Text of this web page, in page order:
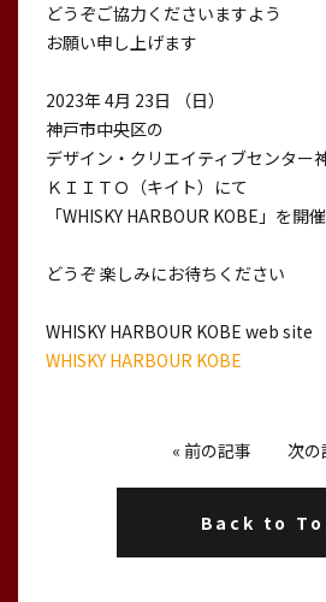
どうぞご協力くださいますよう
お願い申し上げます
2023年 4月 23日 （日）
神戸市中央区の
デザイン・クリエイティブセンター
ＫＩＩＴＯ（キイト）にて
「WHISKY HARBOUR KOBE」を開
どうぞ 楽しみにお待ちください
WHISKY HARBOUR KOBE web site
WHISKY HARBOUR KOBE
« 前の記事 次の
Back to